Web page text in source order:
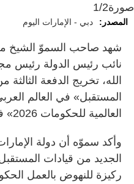
صورة1/2
المصدر: دبي - الإمارات اليوم
شهد صاحب السموّ الشيخ
نائب رئيس الدولة رئيس
الله، تخريج الدفعة
المستقبل» في العالم
العالمية للحكومات 2026» في دبي.
وأكد سموّه أن دولة
الجديد من قيادات
ركيزة للنهوض بالعمل